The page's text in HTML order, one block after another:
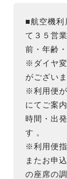
■航空機利
て３５営
前・年齢
※ダイヤ
がございま
※利用便
にてご案
時間・出
す 。
※利用便指
またお申
の座席の